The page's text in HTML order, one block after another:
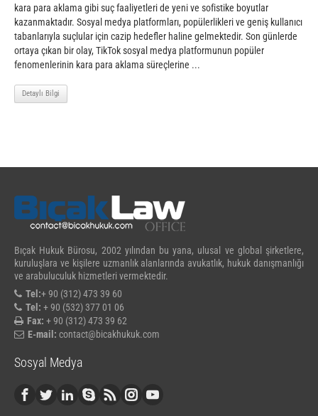
kara para aklama gibi suç faaliyetleri de yeni ve sofistike boyutlar
kazanmaktadır. Sosyal medya platformları, popülerlikleri ve geniş kullanıcı
tabanlarıyla suçlular için cazip hedefler haline gelmektedir. Son günlerde
ortaya çıkan bir olay, TikTok sosyal medya platformunun popüler
fenomenlerinin kara para aklama süreçlerine ...
Detaylı Bilgi
Bıçak Hukuk Bürosu, 2002 yılından bu yana, ulusal ve global şirketlere,
kuruluşlara ve kişilere uzmanlık alanlarında avukatlık, hukuk danışmanlığı
ve arabuluculuk hizmetleri vermektedir.
Tel:+ 90 (312) 473 39 60
Tel: + 90 (532) 377 01 06
Fax: + 90 (312) 473 39 62
E-mail: contact@bicakhukuk.com
Sosyal Medya